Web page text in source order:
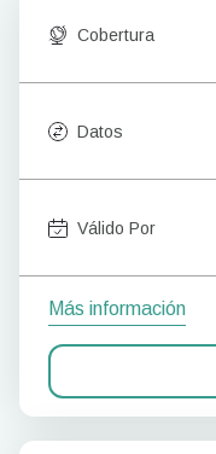
Cobertura
Datos
Válido Por
Más información